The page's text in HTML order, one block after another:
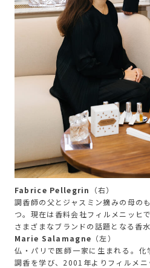
Fabrice Pellegrin
（右）
調香師の父とジャスミン摘みの母の
つ。現在は香料会社フィルメニッヒ
さまざまなブランドの話題となる香
Marie Salamagne （左）
仏・パリで医師一家に生まれる。
調香を学び、2001年よりフィルメ